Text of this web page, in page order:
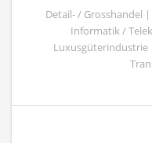
Detail- / Grosshandel
Informatik /
Luxusgüterindustrie